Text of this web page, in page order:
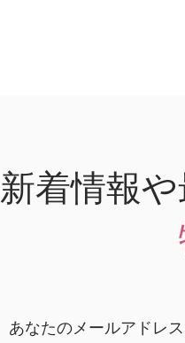
新着情報